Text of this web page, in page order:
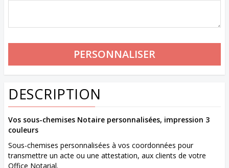
DESCRIPTION
Vos sous-chemises Notaire personnalisées, impression 3
couleurs
Sous-chemises personnalisées à vos coordonnées pour
transmettre un acte ou une attestation, aux clients de votre
Office Notarial.